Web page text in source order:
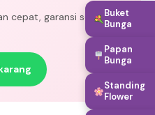
cepat, garansi segar.Buket
Bunga
Papan
Bunga
Standing
Flower